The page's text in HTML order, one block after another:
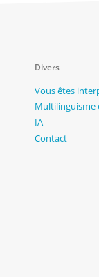
Divers
Vous êtes
Multilinguisme
IA
Contact